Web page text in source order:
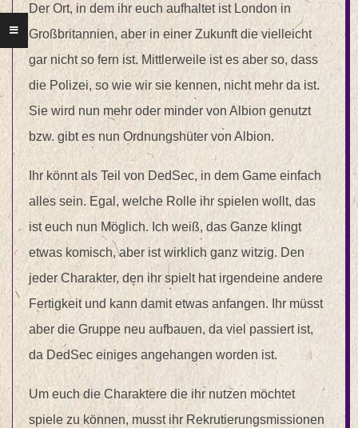
Der Ort, in dem ihr euch aufhaltet ist London in
Großbritannien, aber in einer Zukunft die vielleicht
gar nicht so fern ist. Mittlerweile ist es aber so, dass
die Polizei, so wie wir sie kennen, nicht mehr da ist.
Sie wird nun mehr oder minder von Albion genutzt
bzw. gibt es nun Ordnungshüter von Albion.
Ihr könnt als Teil von DedSec, in dem Game einfach
alles sein. Egal, welche Rolle ihr spielen wollt, das
ist euch nun Möglich. Ich weiß, das Ganze klingt
etwas komisch, aber ist wirklich ganz witzig. Den
jeder Charakter, den ihr spielt hat irgendeine andere
Fertigkeit und kann damit etwas anfangen. Ihr müsst
aber die Gruppe neu aufbauen, da viel passiert ist,
da DedSec einiges angehangen worden ist.
Um euch die Charaktere die ihr nutzen möchtet
spiele zu können, musst ihr Rekrutierungsmissionen